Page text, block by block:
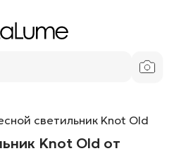
светильник Knot Old
Knot Old от